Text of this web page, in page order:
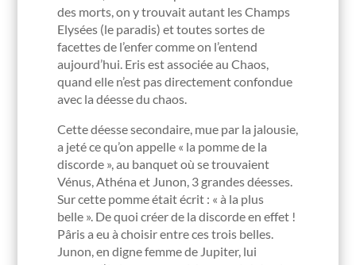
des morts, on y trouvait autant les Champs
Elysées (le paradis) et toutes sortes de
facettes de l’enfer comme on l’entend
aujourd’hui. Eris est associée au Chaos,
quand elle n’est pas directement confondue
avec la déesse du chaos.
Cette déesse secondaire, mue par la jalousie,
a jeté ce qu’on appelle « la pomme de la
discorde », au banquet où se trouvaient
Vénus, Athéna et Junon, 3 grandes déesses.
Sur cette pomme était écrit : « à la plus
belle ». De quoi créer de la discorde en effet !
Pâris a eu à choisir entre ces trois belles.
Junon, en digne femme de Jupiter, lui